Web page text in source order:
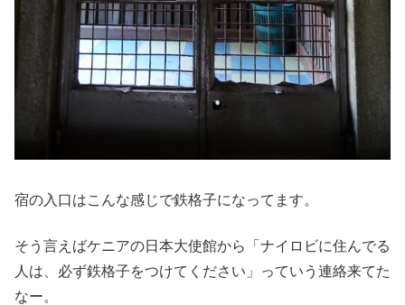
宿の入口はこんな感じで鉄格子になってます。
そう言えばケニアの日本大使館から「ナイロビに住んでる
人は、必ず鉄格子をつけてください」っていう連絡来てた
なー。